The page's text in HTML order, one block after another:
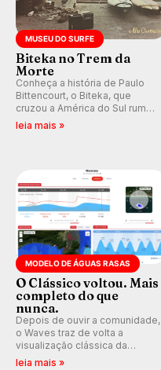
MUSEU DO SURFE
Biteka no Trem da
Morte
Conheça a história de Paulo
Bittencourt, o Biteka, que
cruzou a América do Sul rumo
ao Pacífico em uma jornada
leia mais »
MODELO DE ÁGUAS RASAS
O Clássico voltou. Mais
completo do que
nunca.
Depois de ouvir a comunidade,
o Waves traz de volta a
visualização clássica da
previsão de águas rasas,
leia mais »